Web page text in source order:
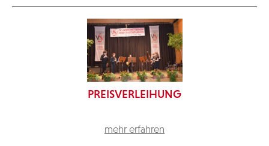
PREISVERLEIHUNG
mehr erfahren